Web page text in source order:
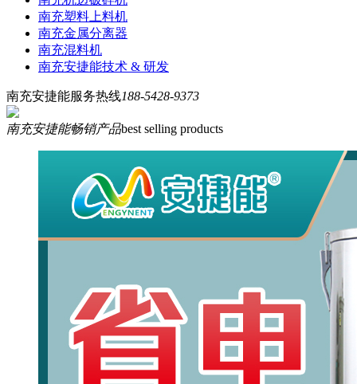
南充塑料上料机
南充金属分离器
南充混料机
南充安捷能技术 & 研发
南充安捷能服务热线188-5428-9373
南充安捷能畅销产品best selling products